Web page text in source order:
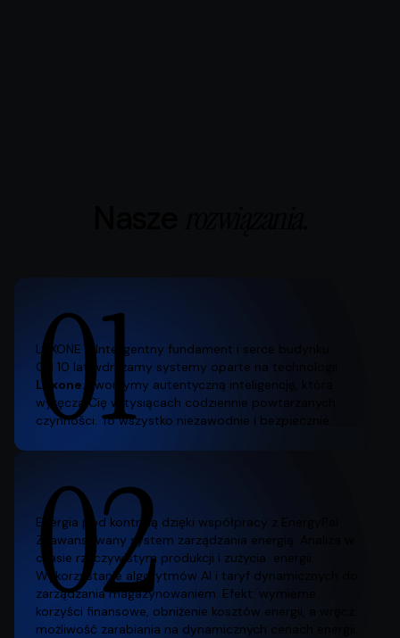
LOXONE - Inteligentny fundament i serce budynku
Od 10 lat wdrażamy systemy oparte na technologii
Loxone. Tworzymy autentyczną inteligencję, która
wyręcza Cię w tysiącach codziennie powtarzanych
czynności. To wszystko niezawodnie i bezpiecznie.
01
Energia pod kontrolą dzięki współpracy z EnergyPal
Zaawansowany system zarządzania energią. Analiza w
czasie rzeczywistym produkcji i zużycia energii.
Wykorzystanie algorytmów AI i taryf dynamicznych do
zarządzania magazynowaniem. Efekt: wymierne
korzyści finansowe, obniżenie kosztów energii, a wręcz
możliwość zarabiania na dynamicznych cenach energii.
02